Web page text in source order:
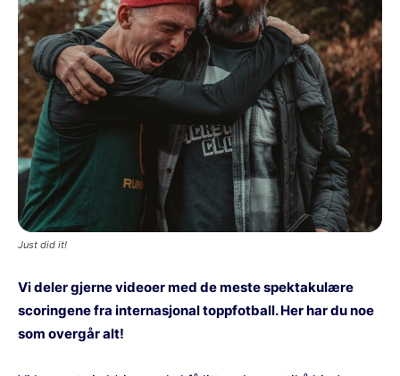
Just did it!
Vi deler gjerne videoer med de meste spektakulære
scoringene fra internasjonal toppfotball. Her har du noe
som overgår alt!